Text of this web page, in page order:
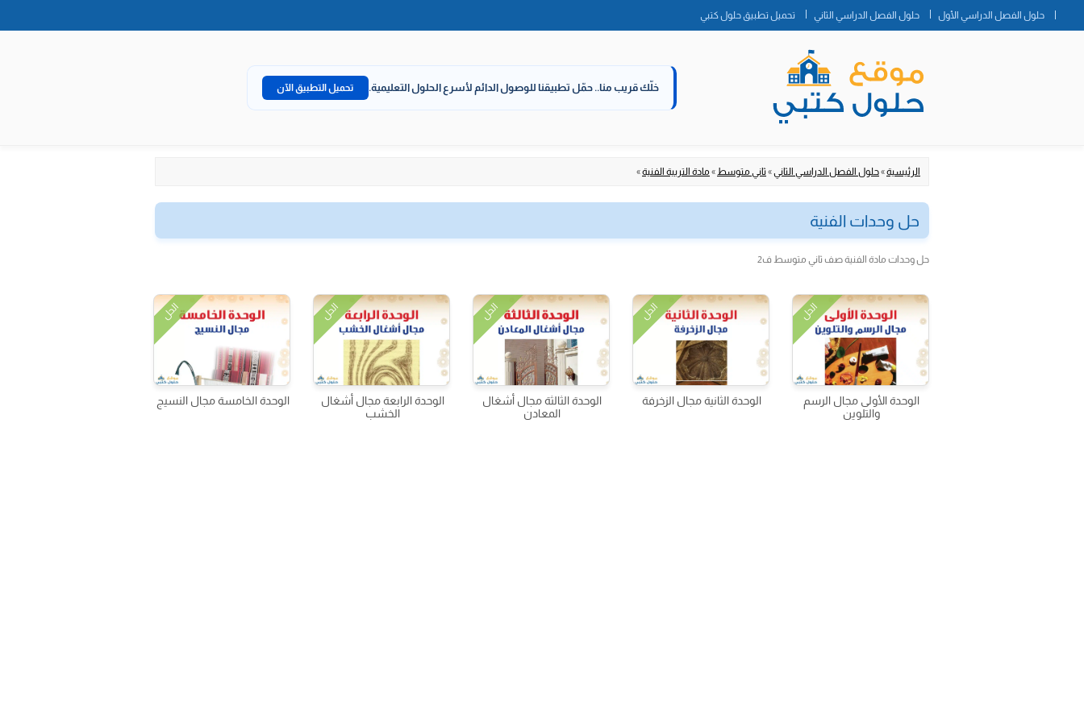
حلول الفصل الدراسي الأول حلول الفصل الدراسي الثاني تحميل تطبيق حلول كتبي
خلّك قريب منا.. حمّل تطبيقنا للوصول الدائم لأسرع الحلول التعليمية. تحميل التطبيق الآن
الرئيسية»حلول الفصل الدراسي الثاني»ثاني متوسط» مادة التربية الفنية»
حل وحدات الفنية
حل وحدات مادة الفنية صف ثاني متوسط ف2
الحل
الوحدة الأولى مجال الرسم
والتلوين
الحل
الوحدة الثانية مجال الزخرفة
الحل
الوحدة الثالثة مجال أشغال
المعادن
الحل
الوحدة الرابعة مجال أشغال
الخشب
الحل
الوحدة الخامسة مجال النسيج